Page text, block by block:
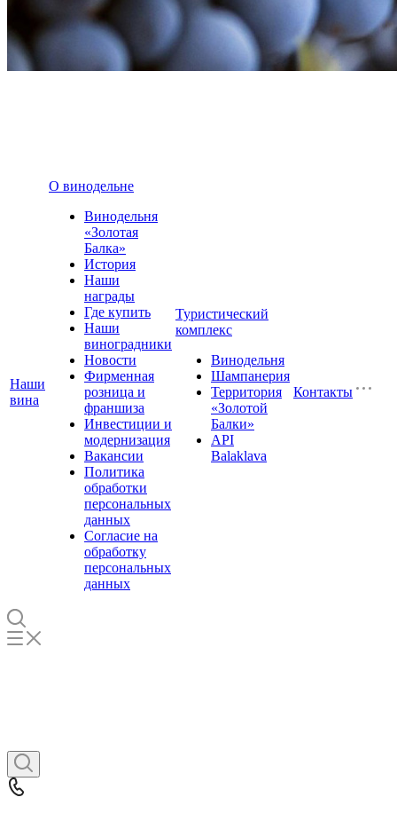
Наши
вина
О винодельне
Винодельня
«Золотая
Балка»
История
Наши
награды
Где купить
Наши
виноградники
Новости
Фирменная
розница и
франшиза
Инвестиции и
модернизация
Вакансии
Политика
обработки
персональных
данных
Согласие на
обработку
персональных
данных
Туристический
комплекс
Винодельня
Шампанерия
Территория
«Золотой
Балки»
API
Balaklava
Контакты